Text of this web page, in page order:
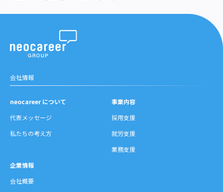
会社情報
neocareer について
代表メッセージ
私たちの考え方
事業内容
採用支援
就労支援
業務支援
企業情報
会社概要